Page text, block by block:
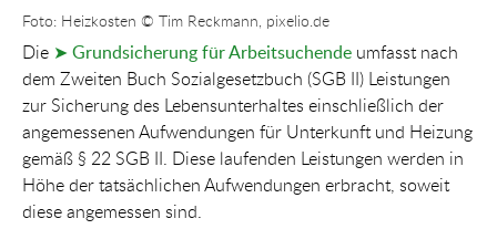
Foto: Heizkosten © Tim Reckmann, pixelio.de
Die ➤ Grundsicherung für Arbeitsuchende umfasst nach
dem Zweiten Buch Sozialgesetzbuch (SGB II) Leistungen
zur Sicherung des Lebensunterhaltes einschließlich der
angemessenen Aufwendungen für Unterkunft und Heizung
gemäß § 22 SGB II. Diese laufenden Leistungen werden in
Höhe der tatsächlichen Aufwendungen erbracht, soweit
diese angemessen sind.